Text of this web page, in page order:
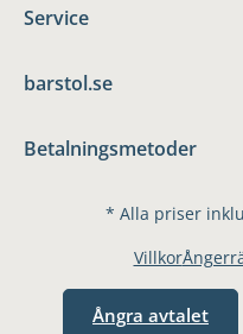
Service
barstol.se
Betalningsmetoder
* Alla priser
Ångra avtalet
Villkor